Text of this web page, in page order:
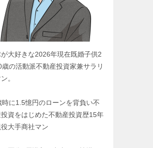
大好きな2026年現在既婚子供2
歳の活動派不動産投資家兼サラリ
。
時に1.5憶円のローンを背負い不
資をはじめた不動産投資歴15年
大手商社マン